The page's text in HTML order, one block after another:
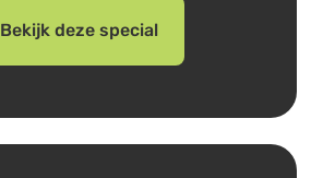
Bekijk deze special